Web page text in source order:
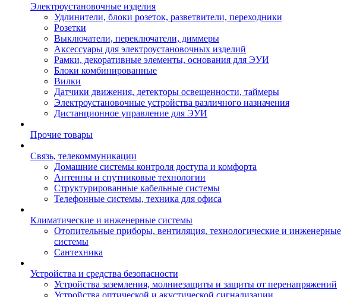
Электроустановочные изделия
Удлинители, блоки розеток, разветвители, переходники
Розетки
Выключатели, переключатели, диммеры
Аксессуары для электроустановочных изделий
Рамки, декоративные элементы, основания для ЭУИ
Блоки комбинированные
Вилки
Датчики движения, детекторы освещенности, таймеры
Электроустановочные устройства различного назначения
Дистанционное управление для ЭУИ
Прочие товары
Связь, телекоммуникации
Домашние системы контроля доступа и комфорта
Антенны и спутниковые технологии
Структурированные кабельные системы
Телефонные системы, техника для офиса
Климатические и инженерные системы
Отопительные приборы, вентиляция, технологические и инженерные
системы
Сантехника
Устройства и средства безопасности
Устройства заземления, молниезащиты и защиты от перенапряжений
Устройства оптической и акустической сигнализации